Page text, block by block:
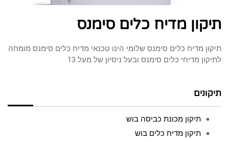
תיקון מדיח כלים סימנס
תיקון מדיח כלים סימנס שלומי הינו טכנאי מדיח כלים סימנס מומחה
לתיקון מדיחי כלים סימנס ובעל ניסיון של מעל 13
תיקונים
תיקון מכונת כביסה בוש
תיקון מדיח כלים בוש